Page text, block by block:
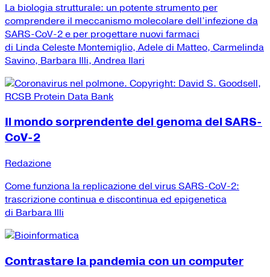
La biologia strutturale: un potente strumento per
comprendere il meccanismo molecolare dell’infezione da
SARS-CoV-2 e per progettare nuovi farmaci
di Linda Celeste Montemiglio, Adele di Matteo, Carmelinda
Savino, Barbara Illi, Andrea Ilari
Il mondo sorprendente del genoma del SARS-
CoV-2
Redazione
Come funziona la replicazione del virus SARS-CoV-2:
trascrizione continua e discontinua ed epigenetica
di Barbara Illi
Contrastare la pandemia con un computer